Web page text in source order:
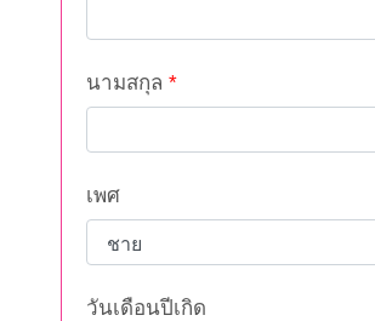
นามสกุล *
เพศ
วันเดือนปีเกิด